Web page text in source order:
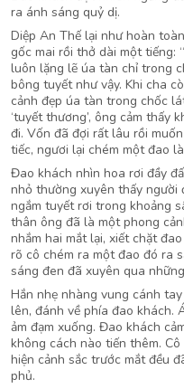
ra ánh sáng quỷ dị.
Diệp An Thế lại như hoàn
gốc mai rồi thở dài một tiếng:
luôn lặng lẽ úa tàn chỉ trong
bông tuyết như vậy. Khi cha
cảnh đẹp úa tàn trong chốc
‘tuyết thương’, ông cảm thấy
đi. Vốn đã đợi rất lâu rồi
tiếc, ngươi lại chém một đao
Đao khách nhìn hoa rơi đầy
nhỏ thường xuyên thấy người
ngắm tuyết rơi trong khoảng
thân ông đã là một phong
nhắm hai mắt lại, xiết chặt
rõ cô chém ra một đao đó ra
sáng đen đã xuyên qua
Hắn nhẹ nhàng vung cánh
lên, đánh về phía đao khách.
ảm đạm xuống. Đao khách
không cách nào tiến thêm.
hiện cảnh sắc trước mắt đều
phủ.